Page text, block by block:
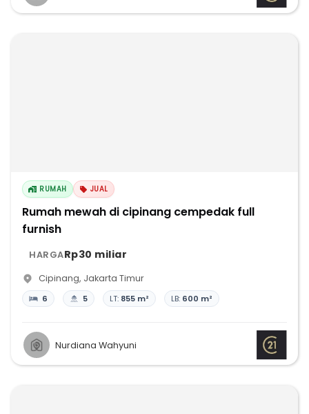
RUMAH JUAL
Rumah mewah di cipinang cempedak full
furnish
HARGARp30 miliar
Cipinang, Jakarta Timur
6 5 LT: 855 m² LB: 600 m²
Nurdiana Wahyuni